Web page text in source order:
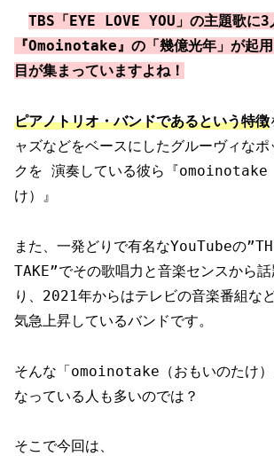
TBS「EYE LOVE YOU」の主題歌に3
『Omoinotake』の「幾億光年」が起
目が集まっていますよね！
ピアノトリオ・バンドであるという特徴
ャズなどをベースにしたグルーヴィな
クを 演奏している彼ら『omoinotake
け）』
また、一発どりで有名なYouTubeの
TAKE”でその歌唱力と音楽センスから
り、2021年からはテレビの音楽番組な
気急上昇しているバンドです。
そんな「omoinotake（おもいのたけ）
なっている人も多いのでは？
そこで今回は、